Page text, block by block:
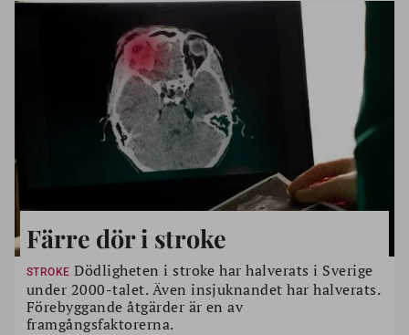
Färre dör i stroke
STROKE Dödligheten i stroke har halverats i Sverige
under 2000-talet. Även insjuknandet har halverats.
Förebyggande åtgärder är en av
framgångsfaktorerna.